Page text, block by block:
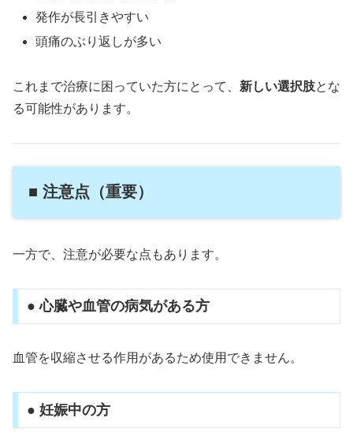
発作が長引きやすい
頭痛のぶり返しが多い
これまで治療に困っていた方にとって、 新しい選択肢とな
る可能性があります。
■ 注意点（重要）
一方で、注意が必要な点もあります。
● 心臓や血管の病気がある方
血管を収縮させる作用があるため使用できません。
● 妊娠中の方